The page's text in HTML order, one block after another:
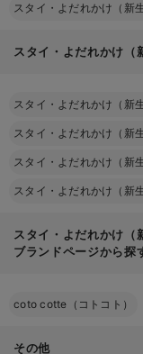
スタイ・よだれかけ（新
スタイ・よだれかけ（
スタイ・よだれかけ（新
スタイ・よだれかけ（新
スタイ・よだれかけ（新
スタイ・よだれかけ（新
スタイ・よだれかけ
ブランドページから探
coto cotte（コトコト）
その他